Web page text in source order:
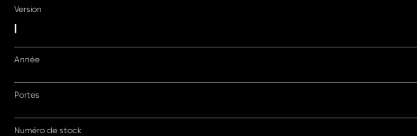
Version
|
Année
Portes
Numéro de stock